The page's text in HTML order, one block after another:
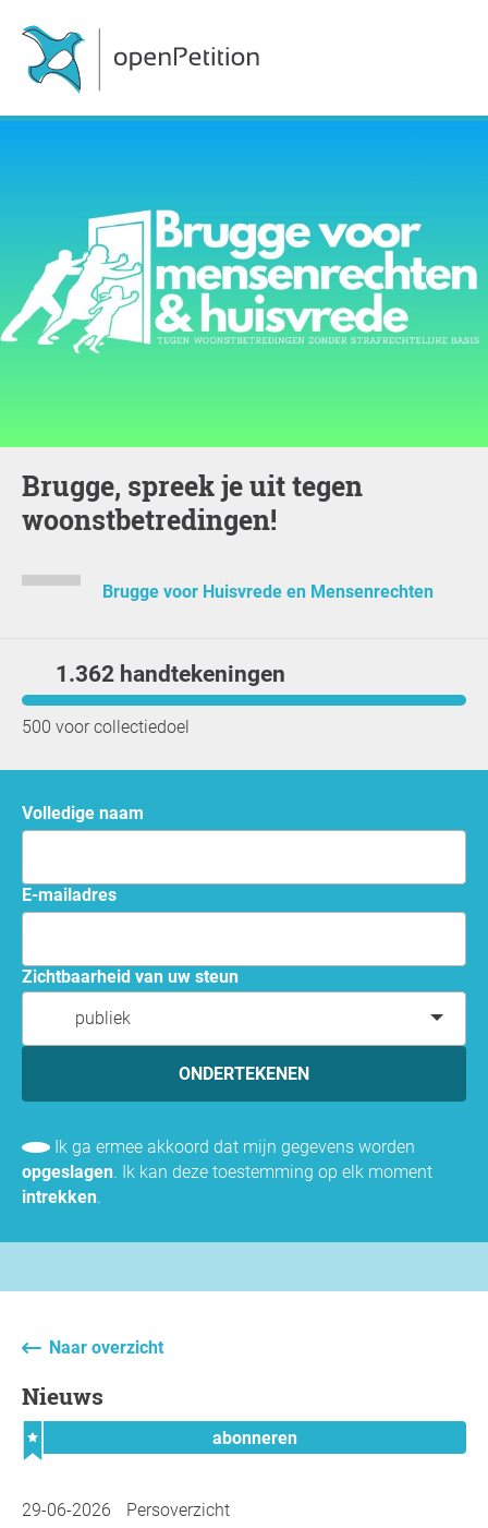
Brugge, spreek je uit tegen
woonstbetredingen!
Brugge voor Huisvrede en Mensenrechten
1.362 handtekeningen
500 voor collectiedoel
Volledige naam
e-mailadres
Zichtbaarheid van uw steun
publiek
ONDERTEKENEN
Ik ga ermee akkoord dat mijn gegevens worden
opgeslagen. Ik kan deze toestemming op elk moment
intrekken.
Naar overzicht
Nieuws
abonneren
29-06-2026 Persoverzicht